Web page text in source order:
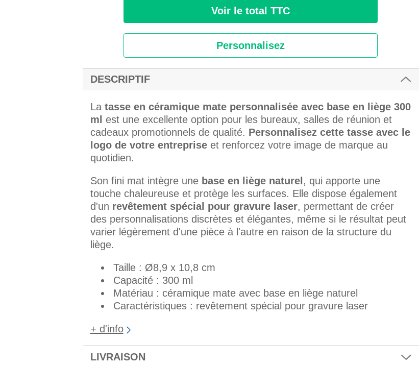
Voir le total TTC
Personnalisez
DESCRIPTIF
La tasse en céramique mate personnalisée avec base en liège 300
ml
est une excellente option pour les bureaux, salles de réunion et
cadeaux promotionnels de qualité. Personnalisez cette tasse avec le
logo de votre entrepriseet renforcez votre image de marque au
quotidien.
Son fini mat intègre une base en liège naturel , qui apporte une
touche chaleureuse et protège les surfaces. Elle dispose également
d'un revêtement spécial pour gravure laser, permettant de créer
des personnalisations discrètes et élégantes, même si le résultat peut
varier légèrement d'une pièce à l'autre en raison de la structure du
liège.
Taille : Ø8,9 x 10,8 cm
Capacité : 300 ml
Matériau : céramique mate avec base en liège naturel
Caractéristiques : revêtement spécial pour gravure laser
+ d'info
LIVRAISON